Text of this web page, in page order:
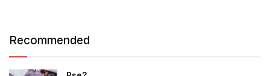
Recommended